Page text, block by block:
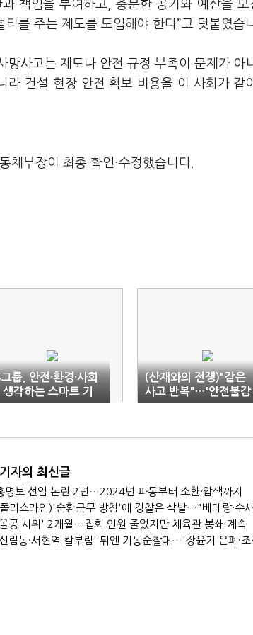
책임을 부여하고, 충분한 공기와 예산을 보
를 주는 제도를 도입해야 한다”고 덧붙였습
망사고는 제도나 안전 규정 부족이 문제가 아
라 건설 현장 안전 확보 비용을 이 사회가 같
체부장이 최종 확인·수정했습니다.
룹, 안전·환경·사회
생각하는 스마트 기
선도
(산재와의 전쟁)"같은
사고 반복"…'안전불감
증' 만연
자의 최신글
명보 선임 논란 2년…2024년 파동부터 소환·압색까지
공 시위' 2개월…집회 인원 줄었지만 체육관 봉쇄 계속